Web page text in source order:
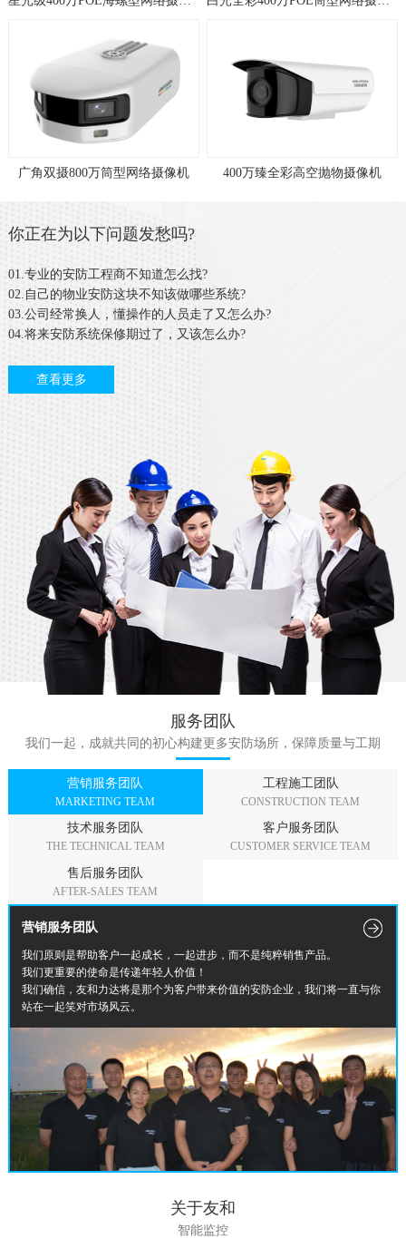
广角双摄800万筒型网络摄像机 400万臻全彩高空抛物摄像机
你正在为以下问题发愁吗?
01.专业的安防工程商不知道怎么找?
02.自己的物业安防这块不知该做哪些系统?
03.公司经常换人，懂操作的人员走了又怎么办?
04.将来安防系统保修期过了，又该怎么办?
查看更多
服务团队
我们一起，成就共同的初心构建更多安防场所，保障质量与工期
营销服务团队
MARKETING TEAM
工程施工团队
CONSTRUCTION TEAM
技术服务团队
THE TECHNICAL TEAM
客户服务团队
CUSTOMER SERVICE TEAM
售后服务团队
AFTER-SALES TEAM
营销服务团队
我们原则是帮助客户一起成长，一起进步，而不是纯粹销售产品。
我们更重要的使命是传递年轻人价值！
我们确信，友和力达将是那个为客户带来价值的安防企业，我们将一直与你
站在一起笑对市场风云。
关于友和
智能监控